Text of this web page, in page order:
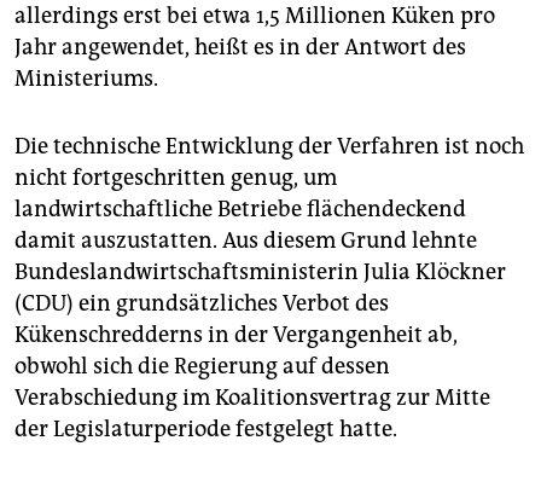
allerdings erst bei etwa 1,5 Millionen Küken pro
Jahr angewendet, heißt es in der Antwort des
Ministeriums.
Die technische Entwicklung der Verfahren ist noch
nicht fortgeschritten genug, um
landwirtschaftliche Betriebe flächendeckend
damit auszustatten. Aus diesem Grund lehnte
Bundeslandwirtschaftsministerin Julia Klöckner
(CDU) ein grundsätzliches Verbot des
Kükenschredderns in der Vergangenheit ab,
obwohl sich die Regierung auf dessen
Verabschiedung im Koalitionsvertrag zur Mitte
der Legislaturperiode festgelegt hatte.